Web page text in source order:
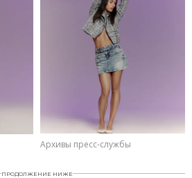
Архивы пресс-службы
ПРОДОЛЖЕНИЕ НИЖЕ